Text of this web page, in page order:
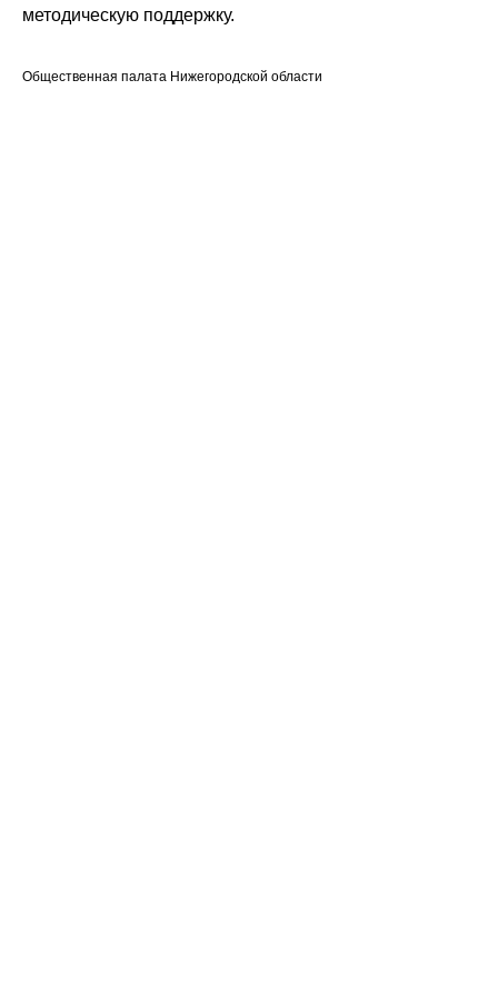
методическую поддержку.
Общественная палата Нижегородской области